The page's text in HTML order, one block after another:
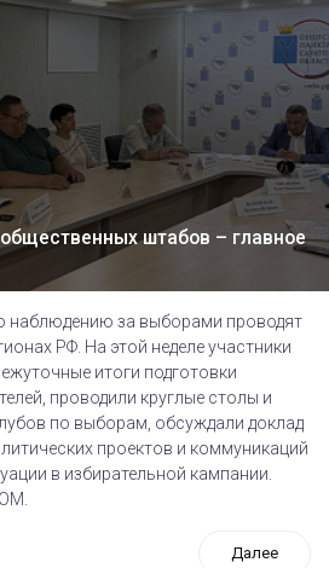
штабов – главное
наблюдению за выборами проводят
РФ. На этой неделе участники
итоги подготовки
проводили круглые столы и
по выборам, обсуждали доклад
проектов и коммуникаций
в избирательной кампании.
Далее